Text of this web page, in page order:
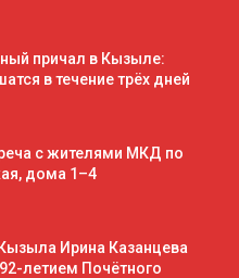
причал в Кызыле:
в течение трёх дней
с жителями МКД по
дома 1–4
Ирина Казанцева
летием Почётного